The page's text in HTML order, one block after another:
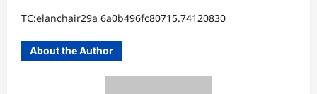
TC:elanchair29a 6a0b496fc80715.74120830
About the Author